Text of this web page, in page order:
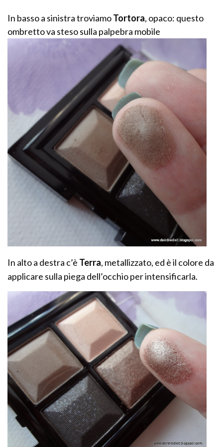
In basso a sinistra troviamoTortora, opaco: questo
ombretto va steso sulla palpebra mobile
In alto a destra c’è Terra, metallizzato, ed è il colore da
applicare sulla piega dell’occhio per intensificarla.